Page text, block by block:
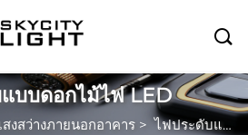

บบดอกไม้ไฟ LED
งสว่างภายนอกอาคาร >ไฟประดับแบบดอกไม้ไฟ LED